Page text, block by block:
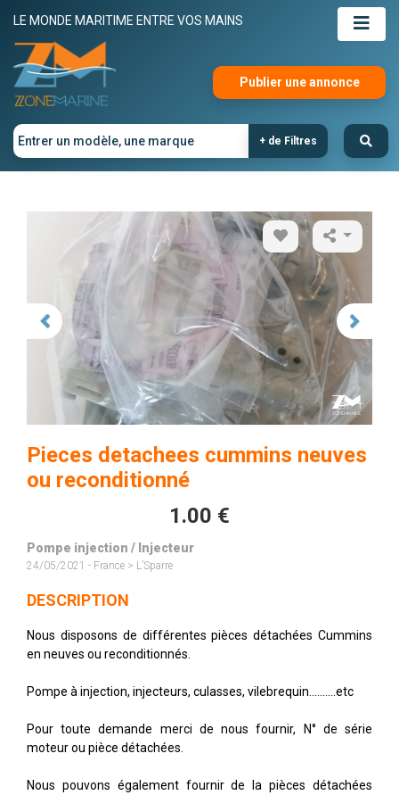
LE MONDE MARITIME ENTRE VOS MAINS
Publier une annonce
+ de Filtres
Pieces detachees cummins neuves
ou reconditionné
1.00 €
Pompe injection / Injecteur
24/05/2021 - France > L’Sparre
DESCRIPTION
Nous disposons de différentes pièces détachées Cummins
en neuves ou reconditionnés.
Pompe à injection, injecteurs, culasses, vilebrequin..........etc
Pour toute demande merci de nous fournir, N° de série
moteur ou pièce détachées.
Nous pouvons également fournir de la pièces détachées